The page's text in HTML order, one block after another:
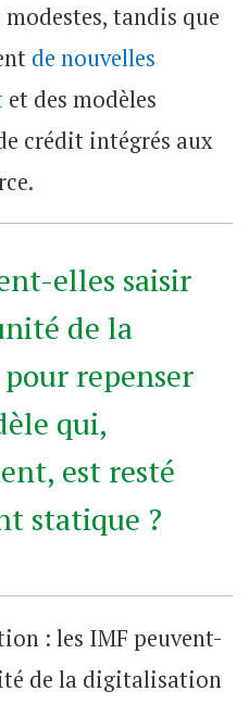
tandis que
de nouvelles
et des modèles
crédit intégrés aux
elles saisir
de la
repenser
qui,
est resté
statique ?
: les IMF peuvent-
de la digitalisation